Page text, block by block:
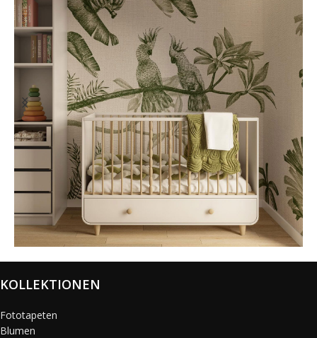
@karols_interiors
KOLLEKTIONEN
Fototapeten
Blumen